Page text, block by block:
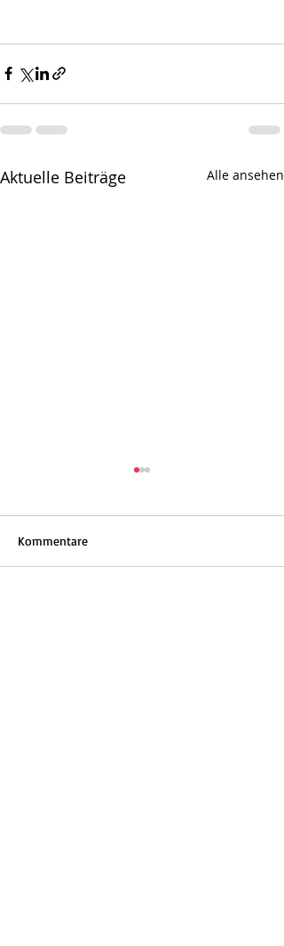
Aktuelle Beiträge Alle ansehen
Kommentare